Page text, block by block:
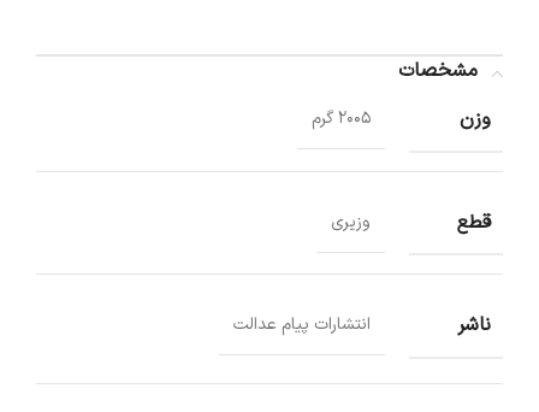
مشخصات
وزن
2005 گرم
قطع وزیری
ناشر انتشارات پیام عدالت